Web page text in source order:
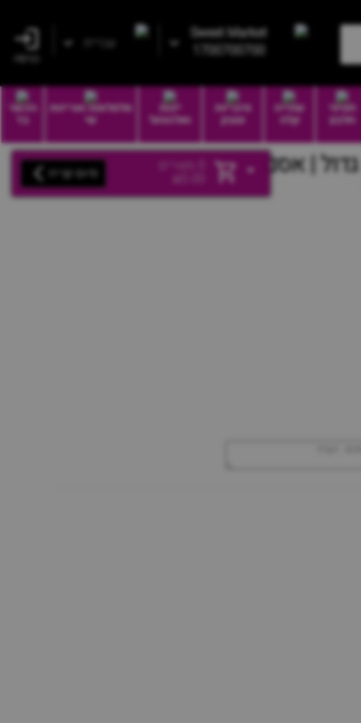
עברית
Sweet Market
1700700700
חטיפי
חלבון
שתייה
קלה
סיגריות
וטבק
יינות
ואלכוהול
סלסלאות ואריזות
שי
הכשר
בד
| אסם מוצרים
₪ סיום קנייה